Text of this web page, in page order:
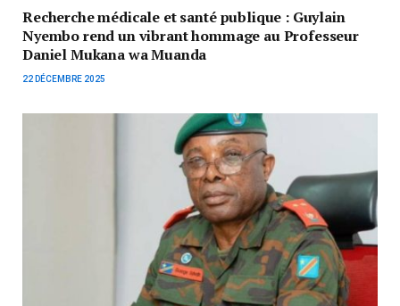
Recherche médicale et santé publique : Guylain
Nyembo rend un vibrant hommage au Professeur
Daniel Mukana wa Muanda
22 DÉCEMBRE 2025